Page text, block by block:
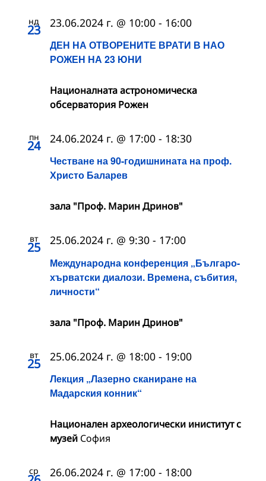
нд
23
ДЕН НА ОТВОРЕНИТЕ ВРАТИ В НАО
РОЖЕН НА 23 ЮНИ
23.06.2024 г. @ 10:00 - 16:00
Националната астрономическа
обсерватория Рожен
пн
24
Честване на 90-годишнината на проф.
Христо Баларев
24.06.2024 г. @ 17:00 - 18:30
зала "Проф. Марин Дринов"
вт
25
Международна конференция „Българо-
хърватски диалози. Времена, събития,
личности“
25.06.2024 г. @ 9:30 - 17:00
зала "Проф. Марин Дринов"
вт
25
Лекция „Лазерно сканиране на
Мадарския конник“
25.06.2024 г. @ 18:00 - 19:00
Национален археологически иниститут с
музей София
ср 26.06.2024 г. @ 17:00 - 18:00